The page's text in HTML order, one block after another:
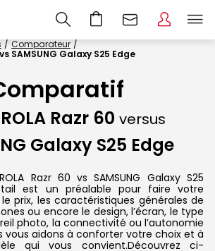
Comparateur
SAMSUNG Galaxy S25 Edge
Razr 60 versus
Galaxy S25 Edge
Razr 60 vs SAMSUNG Galaxy S25
est un préalable pour faire votre
prix, les caractéristiques générales de
ou encore le design, l’écran, le type
photo, la connectivité ou l’autonomie
vous aidons à conforter votre choix et à
qui vous convient.Découvrez ci-